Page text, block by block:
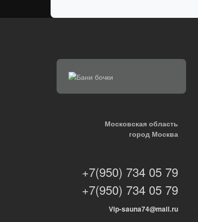
Московская область
город Москва
+7(950) 734 05 79
+7(950) 734 05 79
Vip-sauna74@mail.ru